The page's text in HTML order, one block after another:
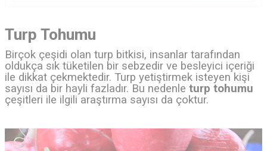
Turp Tohumu
Birçok çeşidi olan turp bitkisi, insanlar tarafından
oldukça sık tüketilen bir sebzedir ve besleyici içeriği
ile dikkat çekmektedir. Turp yetiştirmek isteyen kişi
sayısı da bir hayli fazladır. Bu nedenle turp tohumu
çeşitleri ile ilgili araştırma sayısı da çoktur.